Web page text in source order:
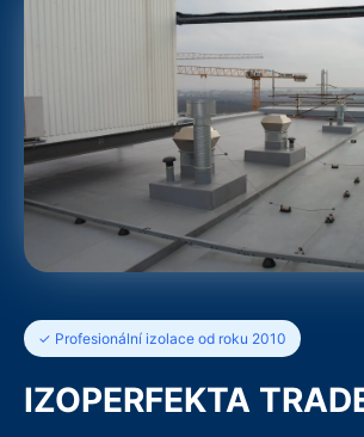
✓ Profesionální izolace od roku 2010
IZOPERFEKTA